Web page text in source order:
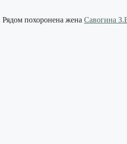
похоронена жена Савогина